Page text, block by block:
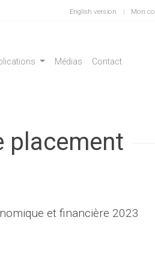
English version | Mon
Médias Contact
placement
et financière 2023